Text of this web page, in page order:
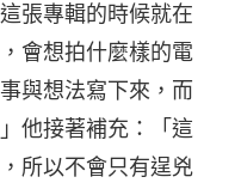
張專輯的時候就在
會想拍什麼樣的電
與想法寫下來，而
他接著補充：「這
所以不會只有逞兇